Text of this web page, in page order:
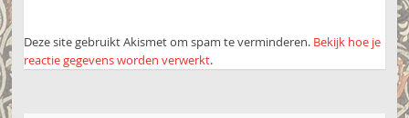
Deze site gebruikt Akismet om spam te verminderen. Bekijk hoe je
reactie gegevens worden verwerkt.